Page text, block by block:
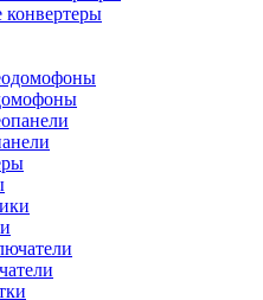
конвертеры